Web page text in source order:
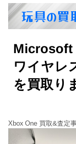
玩具の買
Microsoft
ワイヤレ
を買取り
Xbox One 買取&査定